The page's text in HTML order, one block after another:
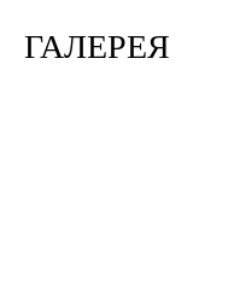
ГАЛЕРЕЯ